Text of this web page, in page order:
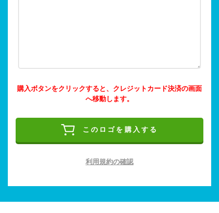
購入ボタンをクリックすると、クレジットカード決済の画面
へ移動します。
このロゴを購入する
利用規約の確認